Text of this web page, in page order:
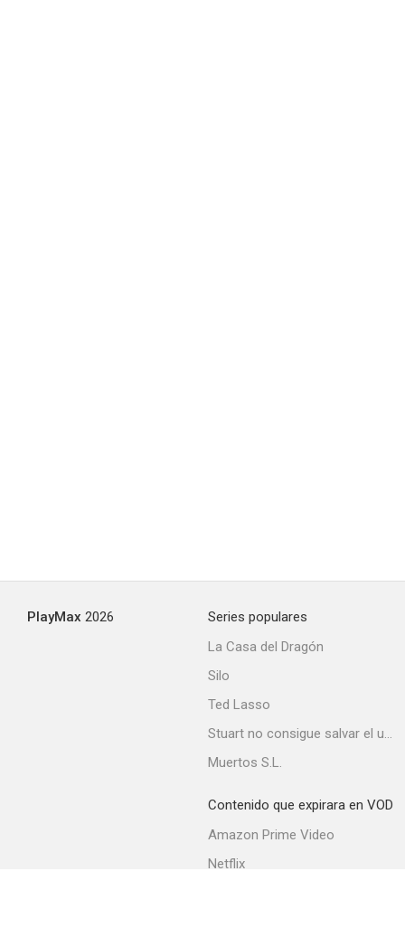
PlayMax 2026
Series populares
La Casa del Dragón
Silo
Ted Lasso
Stuart no consigue salvar el universo
Muertos S.L.
Contenido que expirara en VOD
Amazon Prime Video
Netflix